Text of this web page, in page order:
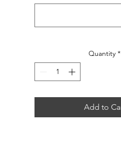
Quantity *
Add to